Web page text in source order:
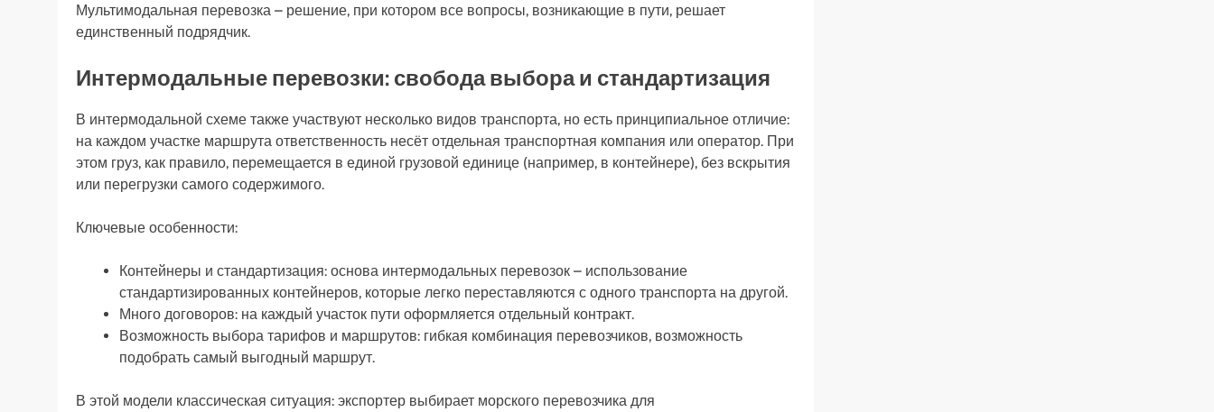
Мультимодальная перевозка – решение, при котором все вопросы, возникающие в пути, решает
единственный подрядчик.
Интермодальные перевозки: свобода выбора и стандартизация
В интермодальной схеме также участвуют несколько видов транспорта, но есть принципиальное отличие:
на каждом участке маршрута ответственность несёт отдельная транспортная компания или оператор. При
этом груз, как правило, перемещается в единой грузовой единице (например, в контейнере), без вскрытия
или перегрузки самого содержимого.
Ключевые особенности:
Контейнеры и стандартизация: основа интермодальных перевозок – использование
стандартизированных контейнеров, которые легко переставляются с одного транспорта на другой.
Много договоров: на каждый участок пути оформляется отдельный контракт.
Возможность выбора тарифов и маршрутов: гибкая комбинация перевозчиков, возможность
подобрать самый выгодный маршрут.
В этой модели классическая ситуация: экспортер выбирает морского перевозчика для